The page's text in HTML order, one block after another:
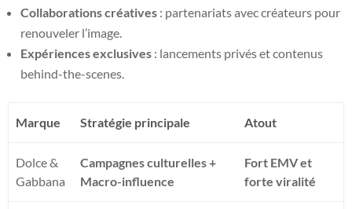
Collaborations créatives : partenariats avec créateurs pour
renouveler l’image.
Expériences exclusives : lancements privés et contenus
behind-the-scenes.
Marque Stratégie principale Atout
Dolce &
Gabbana
Campagnes culturelles +
Macro-influence
Fort EMV et
forte viralité